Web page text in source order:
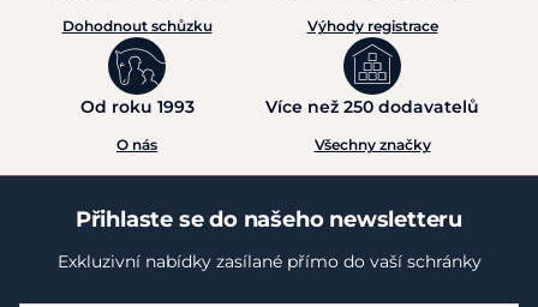
Dohodnout schůzku Výhody registrace
Od roku 1993
O nás
Více než 250 dodavatelů
Všechny značky
Přihlaste se do našeho newsletteru
Exkluzivní nabídky zasílané přímo do vaší schránky